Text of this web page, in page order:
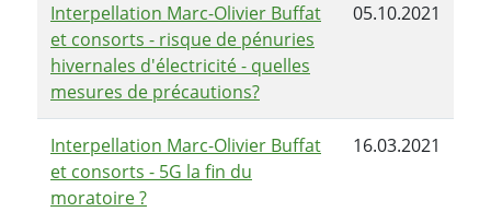
Interpellation Marc-Olivier Buffat
et consorts - risque de pénuries
hivernales d'électricité - quelles
mesures de précautions?
05.10.2021
Interpellation Marc-Olivier Buffat
et consorts - 5G la fin du
moratoire ?
16.03.2021